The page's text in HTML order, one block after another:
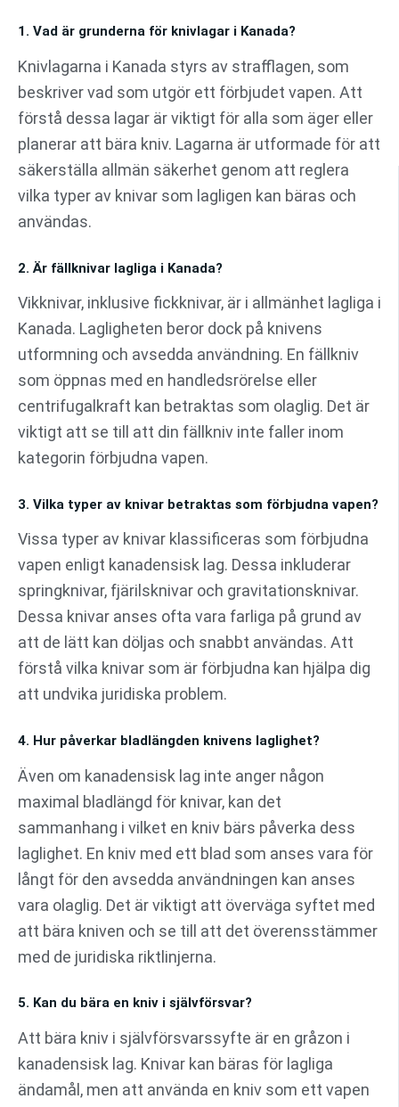
1. Vad är grunderna för knivlagar i Kanada?
Knivlagarna i Kanada styrs av strafflagen, som
beskriver vad som utgör ett förbjudet vapen. Att
förstå dessa lagar är viktigt för alla som äger eller
planerar att bära kniv. Lagarna är utformade för att
säkerställa allmän säkerhet genom att reglera
vilka typer av knivar som lagligen kan bäras och
användas.
2. Är fällknivar lagliga i Kanada?
Vikknivar, inklusive fickknivar, är i allmänhet lagliga i
Kanada. Lagligheten beror dock på knivens
utformning och avsedda användning. En fällkniv
som öppnas med en handledsrörelse eller
centrifugalkraft kan betraktas som olaglig. Det är
viktigt att se till att din fällkniv inte faller inom
kategorin förbjudna vapen.
3. Vilka typer av knivar betraktas som förbjudna vapen?
Vissa typer av knivar klassificeras som förbjudna
vapen enligt kanadensisk lag. Dessa inkluderar
springknivar, fjärilsknivar och gravitationsknivar.
Dessa knivar anses ofta vara farliga på grund av
att de lätt kan döljas och snabbt användas. Att
förstå vilka knivar som är förbjudna kan hjälpa dig
att undvika juridiska problem.
4. Hur påverkar bladlängden knivens laglighet?
Även om kanadensisk lag inte anger någon
maximal bladlängd för knivar, kan det
sammanhang i vilket en kniv bärs påverka dess
laglighet. En kniv med ett blad som anses vara för
långt för den avsedda användningen kan anses
vara olaglig. Det är viktigt att överväga syftet med
att bära kniven och se till att det överensstämmer
med de juridiska riktlinjerna.
5. Kan du bära en kniv i självförsvar?
Att bära kniv i självförsvarssyfte är en gråzon i
kanadensisk lag. Knivar kan bäras för lagliga
ändamål, men att använda en kniv som ett vapen